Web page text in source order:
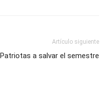
Artículo siguiente
Patriotas a salvar el semestre